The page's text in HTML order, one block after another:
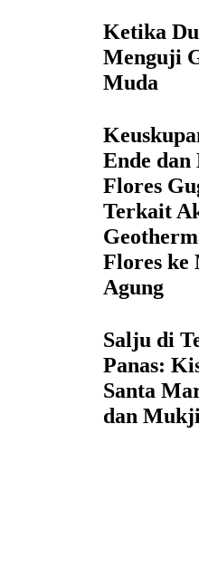
Ketika
Menguji
Muda
Ende
Flores
Terkait
Flores ke
Agung
Salju di
Panas:
Santa
dan